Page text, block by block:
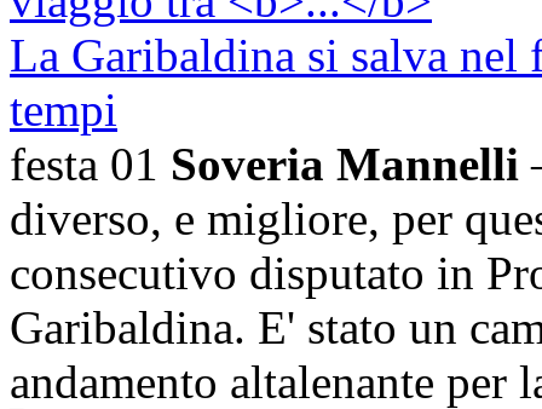
La Garibaldina si salva
tempi
festa 01 Soveria Mannelli
diverso, e migliore, per
consecutivo disputato in
Garibaldina. E' stato un
andamento altalenante per